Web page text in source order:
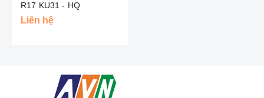
R17 KU31 - HQ
Liên hệ